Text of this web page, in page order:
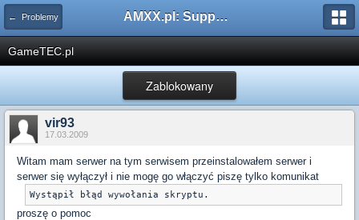
← Problemy AMXX.pl: Support AMX Mod X i SourceMod
GameTEC.pl
Zablokowany
vir93
17.03.2009
Witam mam serwer na tym serwisem przeinstalowałem serwer i
serwer się wyłączył i nie mogę go włączyć piszę tylko komunikat
Wystąpił błąd wywołania skryptu.
proszę o pomoc